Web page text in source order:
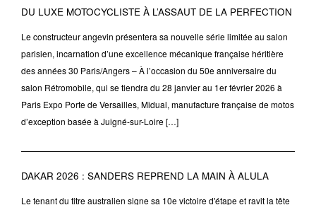
DU LUXE MOTOCYCLISTE À L’ASSAUT DE LA PERFECTION
Le constructeur angevin présentera sa nouvelle série limitée au salon
parisien, incarnation d’une excellence mécanique française héritière
des années 30 Paris/Angers – À l’occasion du 50e anniversaire du
salon Rétromobile, qui se tiendra du 28 janvier au 1er février 2026 à
Paris Expo Porte de Versailles, Midual, manufacture française de motos
d’exception basée à Juigné-sur-Loire […]
DAKAR 2026 : SANDERS REPREND LA MAIN À ALULA
Le tenant du titre australien signe sa 10e victoire d'étape et ravit la tête